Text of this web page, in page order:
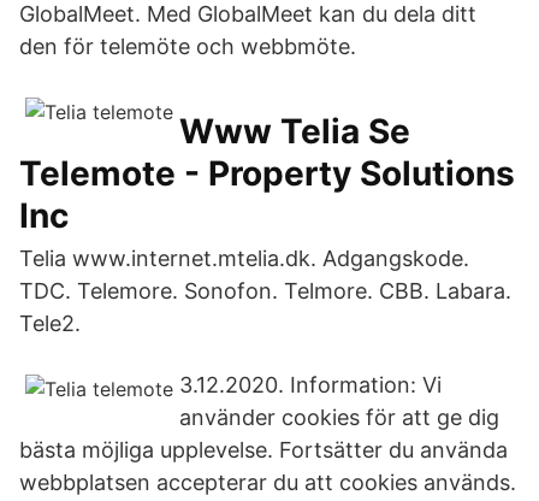
GlobalMeet. Med GlobalMeet kan du dela ditt
den för telemöte och webbmöte.
Www Telia Se
Telemote - Property Solutions
Inc
Telia www.internet.mtelia.dk. Adgangskode.
TDC. Telemore. Sonofon. Telmore. CBB. Labara.
Tele2.
3.12.2020. Information: Vi
använder cookies för att ge dig
bästa möjliga upplevelse. Fortsätter du använda
webbplatsen accepterar du att cookies används.